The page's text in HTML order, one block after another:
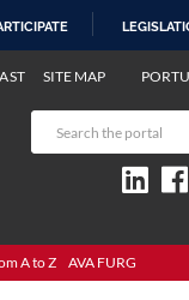
SITE MAP
A to Z AVA FURG